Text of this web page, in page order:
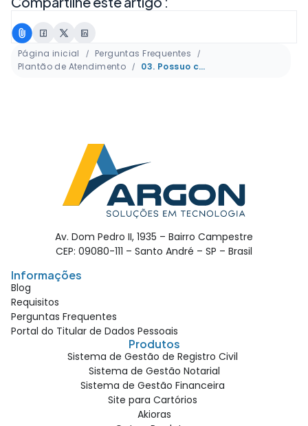
Página inicial
Perguntas Frequentes
Plantão de Atendimento
03. Possuo contrato de sistemas, quais atendimentos podem ser realizados durante o plantão?
Av. Dom Pedro II, 1935 – Bairro Campestre
CEP: 09080-111 – Santo André – SP – Brasil
Informações
Blog
Requisitos
Perguntas Frequentes
Portal do Titular de Dados Pessoais
Produtos
Sistema de Gestão de Registro Civil
Sistema de Gestão Notarial
Sistema de Gestão Financeira
Site para Cartórios
Akioras